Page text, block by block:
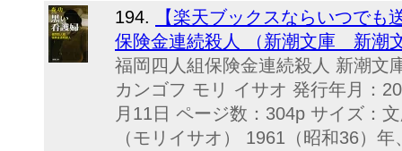
194.
【楽天ブックスならいつで
保険金連続殺人 （新潮文庫 新潮
福岡四人組保険金連続殺人 新潮
カンゴフ モリ イサオ 発行年月：
月11日 ページ数：304p サイズ：
（モリイサオ） 1961（昭和36）